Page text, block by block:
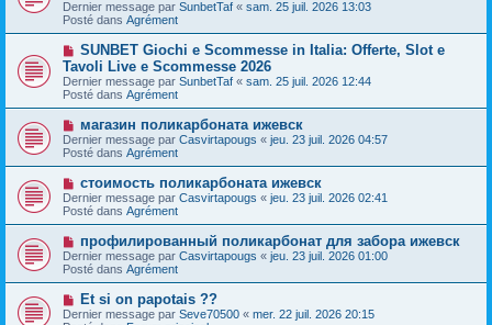
g
e
m
e
s
s
a
g
e
v
e
a
u
m
e
s
g
e
Dernier message par SunbetTaf « sam. 25 juil. 2026 13:03
Posté dans Agrément
N
u
v
e
a
u
m
e
s
s
a
g
e
SUNBET Giochi e Scommesse in Italia: Offerte, Slot e
Tavoli Live e Scommesse 2026
Dernier message par SunbetTaf « sam. 25 juil. 2026 12:44
Posté dans Agrément
N
o
u
v
a
u
m
e
s
s
a
g
e
магазин поликарбоната ижевск
Dernier message par Casvirtapougs « jeu. 23 juil. 2026 04:57
Posté dans Agrément
N
o
u
v
a
u
m
e
s
стоимость поликарбоната ижевск
Dernier message par Casvirtapougs « jeu. 23 juil. 2026 02:41
Posté dans Agrément
N
o
u
v
e
a
u
профилированный поликарбонат для забора ижевск
Dernier message par Casvirtapougs « jeu. 23 juil. 2026 01:00
Posté dans Agrément
N
o
u
Et si on papotais ??
Dernier message par Seve70500 « mer. 22 juil. 2026 20:15